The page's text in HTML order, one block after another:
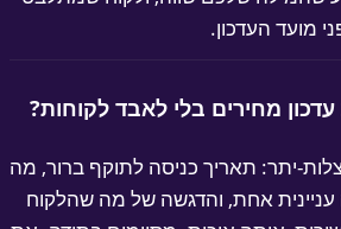
העדכון.
מחירים בלי לאבד לקוחות?
יתר: תאריך כניסה לתוקף ברור, מה
אחת, והדגשה של מה שהלקוח